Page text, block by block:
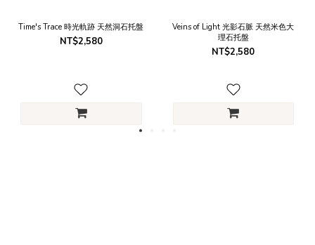
Time's Trace 時光軌跡 天然洞石托盤
NT$2,580
Veins of Light 光影石脈 天然米色大
理石托盤
NT$2,580